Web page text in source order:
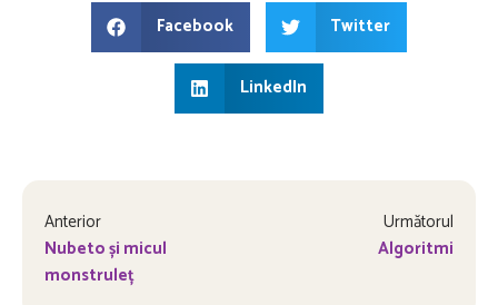
Facebook Twitter
LinkedIn
Anterior
Nubeto și micul
monstruleț
Următorul
Algoritmi